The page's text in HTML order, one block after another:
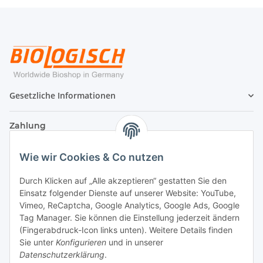
Wie wir Cookies & Co nutzen
Durch Klicken auf „Alle akzeptieren“ gestatten Sie den
Einsatz folgender Dienste auf unserer Website: YouTube,
Vimeo, ReCaptcha, Google Analytics, Google Ads, Google
Tag Manager. Sie können die Einstellung jederzeit ändern
(Fingerabdruck-Icon links unten). Weitere Details finden
Sie unter Konfigurieren und in unserer
Datenschutzerklärung.
Gesetzliche Informationen
Zahlung